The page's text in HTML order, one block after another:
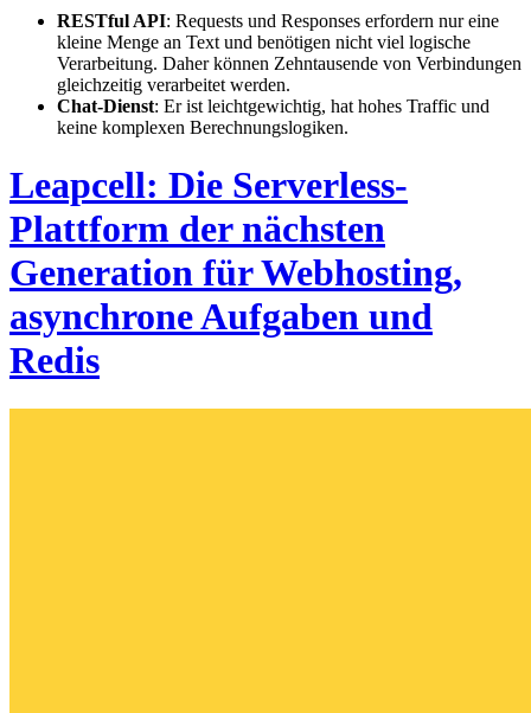
RESTful API: Requests und Responses erfordern nur eine
kleine Menge an Text und benötigen nicht viel logische
Verarbeitung. Daher können Zehntausende von Verbindungen
gleichzeitig verarbeitet werden.
Chat-Dienst: Er ist leichtgewichtig, hat hohes Traffic und
keine komplexen Berechnungslogiken.
Leapcell: Die Serverless-
Plattform der nächsten
Generation für Webhosting,
asynchrone Aufgaben und
Redis